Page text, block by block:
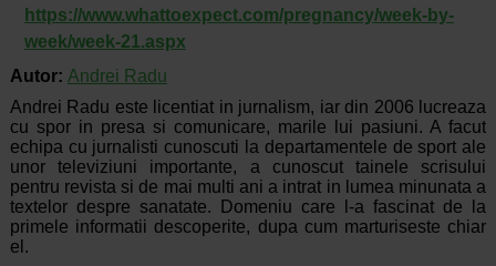
https://www.whattoexpect.com/pregnancy/week-by-
week/week-21.aspx
Autor: Andrei Radu
Andrei Radu este licentiat in jurnalism, iar din 2006 lucreaza
cu spor in presa si comunicare, marile lui pasiuni. A facut
echipa cu jurnalisti cunoscuti la departamentele de sport ale
unor televiziuni importante, a cunoscut tainele scrisului
pentru revista si de mai multi ani a intrat in lumea minunata a
textelor despre sanatate. Domeniu care l-a fascinat de la
primele informatii descoperite, dupa cum marturiseste chiar
el.